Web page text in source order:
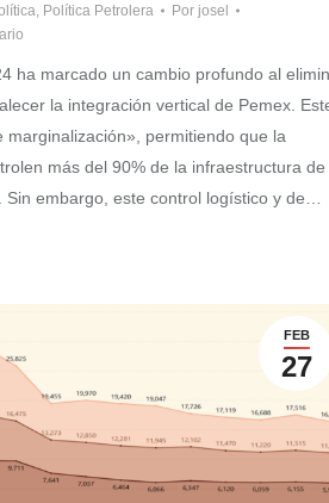
Política Petrolera Por josel
ha marcado un cambio profundo al
la integración vertical de Pemex.
permitiendo que la
más del 90% de la infraestructura de
embargo, este control logístico y de…
FEB
27